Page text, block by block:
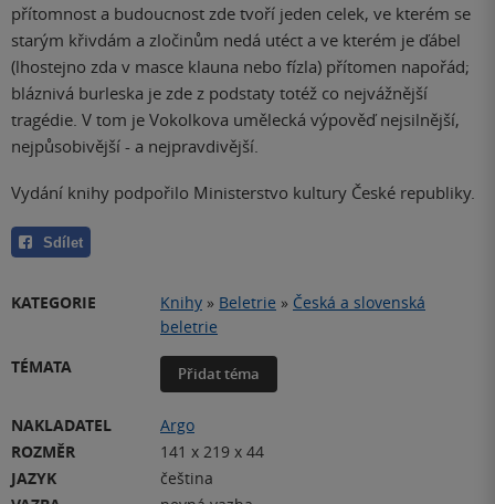
přítomnost a budoucnost zde tvoří jeden celek, ve kterém se
starým křivdám a zločinům nedá utéct a ve kterém je ďábel
(lhostejno zda v masce klauna nebo fízla) přítomen napořád;
bláznivá burleska je zde z podstaty totéž co nejvážnější
tragédie. V tom je Vokolkova umělecká výpověď nejsilnější,
nejpůsobivější - a nejpravdivější.
Vydání knihy podpořilo Ministerstvo kultury České republiky.
Sdílet
KATEGORIE Knihy » Beletrie » Česká a slovenská
beletrie
TÉMATA
Přidat téma
NAKLADATEL
Argo
ROZMĚR
141 x 219 x 44
JAZYK
čeština